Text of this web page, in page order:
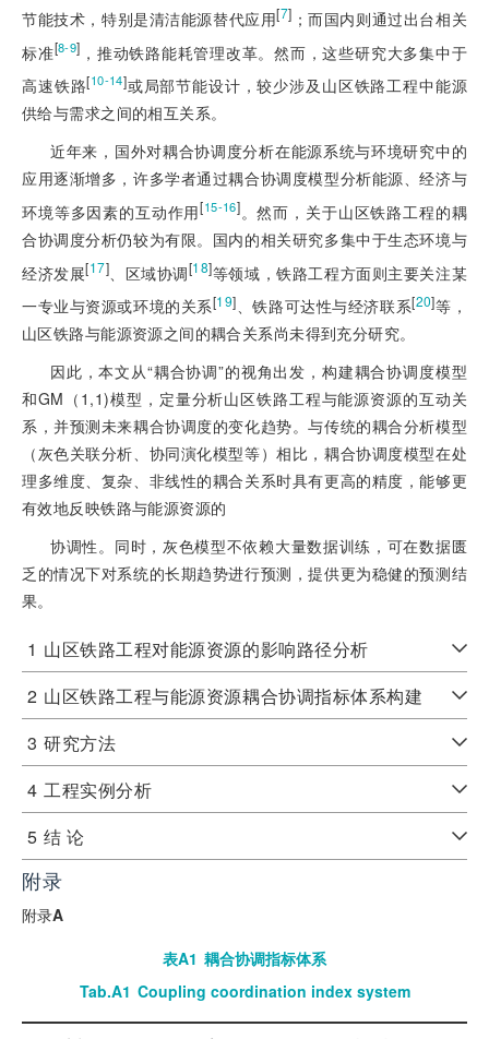
节能技术，特别是清洁能源替代应用[7] ；而国内则通过出台相关
标准[8-9] ，推动铁路能耗管理改革。然而，这些研究大多集中于
高速铁路[10-14]或局部节能设计，较少涉及山区铁路工程中能源
供给与需求之间的相互关系。
近年来，国外对耦合协调度分析在能源系统与环境研究中的
应用逐渐增多，许多学者通过耦合协调度模型分析能源、经济与
环境等多因素的互动作用[15-16]。然而，关于山区铁路工程的耦
合协调度分析仍较为有限。国内的相关研究多集中于生态环境与
经济发展[17] 、区域协调[18]等领域，铁路工程方面则主要关注某
一专业与资源或环境的关系[19]、铁路可达性与经济联系[20]等，
山区铁路与能源资源之间的耦合关系尚未得到充分研究。
因此，本文从“耦合协调”的视角出发，构建耦合协调度模型
和GM（1,1)模型，定量分析山区铁路工程与能源资源的互动关
系，并预测未来耦合协调度的变化趋势。与传统的耦合分析模型
（灰色关联分析、协同演化模型等）相比，耦合协调度模型在处
理多维度、复杂、非线性的耦合关系时具有更高的精度，能够更
有效地反映铁路与能源资源的
协调性。同时，灰色模型不依赖大量数据训练，可在数据匮
乏的情况下对系统的长期趋势进行预测，提供更为稳健的预测结
果。
1 山区铁路工程对能源资源的影响路径分析
2 山区铁路工程与能源资源耦合协调指标体系构建
3 研究方法
4 工程实例分析
5 结 论
附录
附录A
表A1 耦合协调指标体系
Tab.A1 Coupling coordination index system